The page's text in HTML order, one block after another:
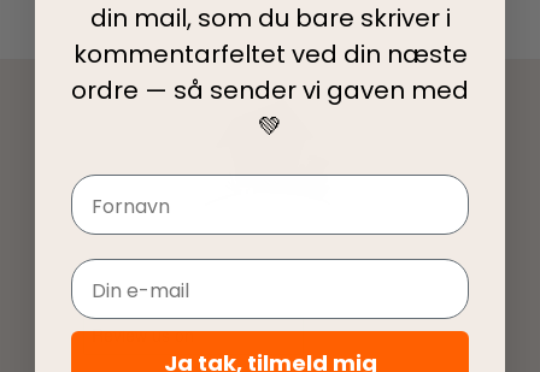
din mail, som du bare skriver i
kommentarfeltet ved din næste
ordre — så sender vi gaven med
💚
Navn
Email
Ja tak, tilmeld mig